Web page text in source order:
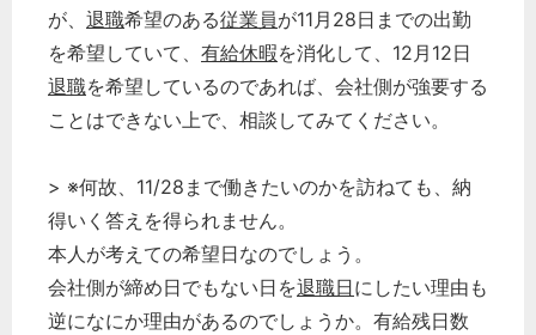
が、 退職希望のある従業員が11月28日までの出勤
を希望していて、 有給休暇を消化して、12月12日
退職を希望しているのであれば、会社側が強要する
ことはできない上で、相談してみてください。
> ※何故、11/28まで働きたいのかを訪ねても、納
得いく答えを得られません。
本人が考えての希望日なのでしょう。
会社側が締め日でもない日を退職日にしたい理由も
逆になにか理由があるのでしょうか。有給残日数